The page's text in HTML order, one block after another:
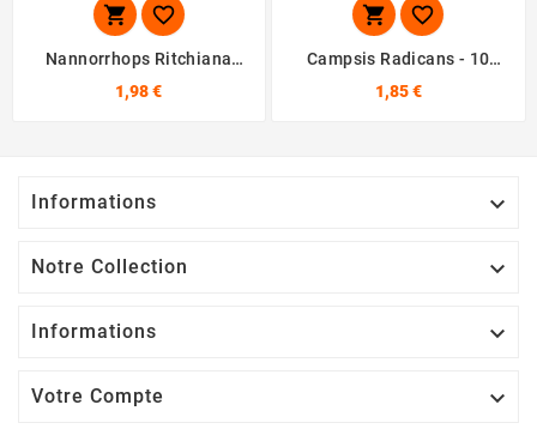
 
Nannorrhops Ritchiana
1,98 €
 
Campsis Radicans - 10
1,85 €
Informations 
Notre Collection 
Informations 
Votre Compte 